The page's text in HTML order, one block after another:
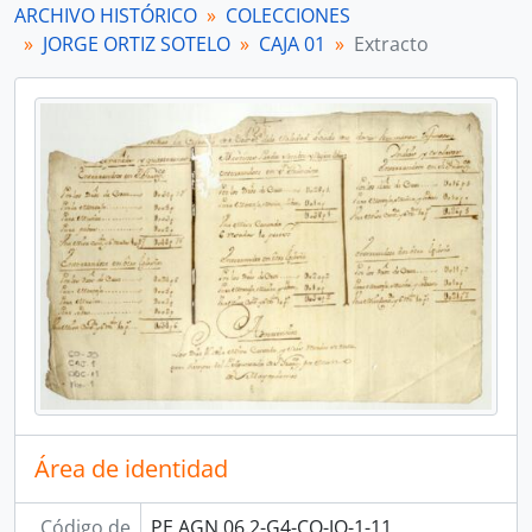
[Unidad documental simple] Borrador de cuenta
[Unidad documental simple] Borrador de invitación
[Unidad documental simple] Borrador de cuenta
[Unidad documental simple] Borrador de memoria
[Unidad documental simple] Borrador de aviso
[Unidad documental simple] Hospital de San Lázaro
[Unidad documental simple] Correspondencia
[Unidad documental simple] Correspondencia
[Unidad documental simple] Borrador de oficio
[Unidad documental simple] Borrador de oficio
[Unidad documental simple] Testimonio de expediente
[Unidad documental simple] Provisión
[Unidad documental simple] Borrador de memorial
[Unidad documental simple] Provisión
[Unidad documental simple] Borrador de acta
[Unidad documental simple] Borrador de conocimiento
[Unidad documental simple] Vale
ARCHIVO HISTÓRICO
COLECCIONES
JORGE ORTIZ SOTELO
CAJA 01 Extracto
Área de identidad